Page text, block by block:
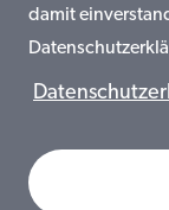
damit